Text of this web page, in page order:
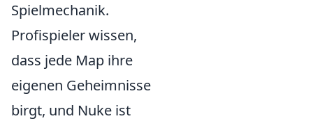
Spielmechanik.
Profispieler wissen,
dass jede Map ihre
eigenen Geheimnisse
birgt, und Nuke ist